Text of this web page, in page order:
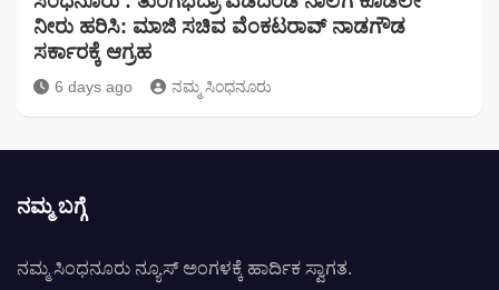
ನೀರು ಹರಿಸಿ: ಮಾಜಿ ಸಚಿವ ವೆಂಕಟರಾವ್ ನಾಡಗೌಡ
ಸರ್ಕಾರಕ್ಕೆ ಆಗ್ರಹ
6 days ago ನಮ್ಮ ಸಿಂಧನೂರು
ನಮ್ಮ ಬಗ್ಗೆ
ನಮ್ಮ ಸಿಂಧನೂರು ನ್ಯೂಸ್ ಅಂಗಳಕ್ಕೆ ಹಾರ್ದಿಕ ಸ್ವಾಗತ.